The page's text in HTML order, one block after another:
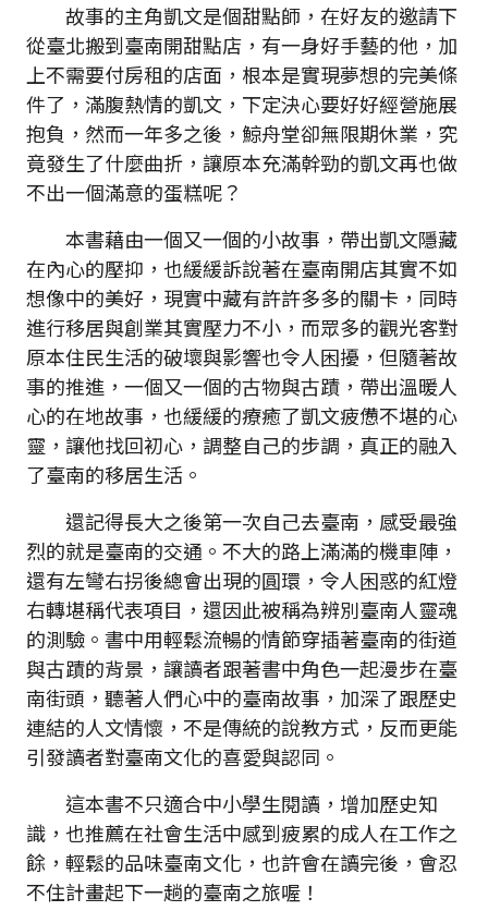
故事的主角凱文是個甜點師，在好友的邀請下
從臺北搬到臺南開甜點店，有一身好手藝的他，加
上不需要付房租的店面，根本是實現夢想的完美條
件了，滿腹熱情的凱文，下定決心要好好經營施展
抱負，然而一年多之後，鯨舟堂卻無限期休業，究
竟發生了什麼曲折，讓原本充滿幹勁的凱文再也做
不出一個滿意的蛋糕呢？
本書藉由一個又一個的小故事，帶出凱文隱藏
在內心的壓抑，也緩緩訴說著在臺南開店其實不如
想像中的美好，現實中藏有許許多多的關卡，同時
進行移居與創業其實壓力不小，而眾多的觀光客對
原本住民生活的破壞與影響也令人困擾，但隨著故
事的推進，一個又一個的古物與古蹟，帶出溫暖人
心的在地故事，也緩緩的療癒了凱文疲憊不堪的心
靈，讓他找回初心，調整自己的步調，真正的融入
了臺南的移居生活。
還記得長大之後第一次自己去臺南，感受最強
烈的就是臺南的交通。不大的路上滿滿的機車陣，
還有左彎右拐後總會出現的圓環，令人困惑的紅燈
右轉堪稱代表項目，還因此被稱為辨別臺南人靈魂
的測驗。書中用輕鬆流暢的情節穿插著臺南的街道
與古蹟的背景，讓讀者跟著書中角色一起漫步在臺
南街頭，聽著人們心中的臺南故事，加深了跟歷史
連結的人文情懷，不是傳統的說教方式，反而更能
引發讀者對臺南文化的喜愛與認同。
這本書不只適合中小學生閱讀，增加歷史知
識，也推薦在社會生活中感到疲累的成人在工作之
餘，輕鬆的品味臺南文化，也許會在讀完後，會忍
不住計畫起下一趟的臺南之旅喔！